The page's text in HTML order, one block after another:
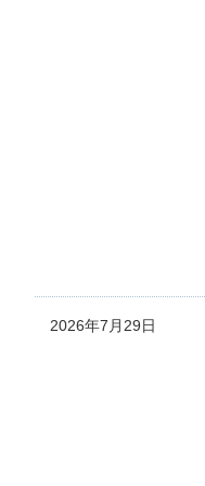
2026年7月29日